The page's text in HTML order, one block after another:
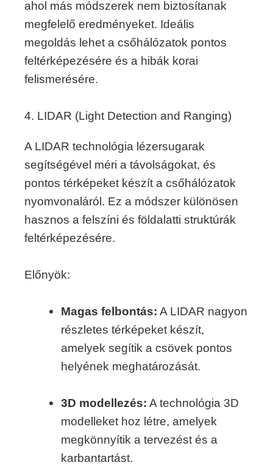
ahol más módszerek nem biztosítanak
megfelelő eredményeket. Ideális
megoldás lehet a csőhálózatok pontos
feltérképezésére és a hibák korai
felismerésére.
4. LIDAR (Light Detection and Ranging)
A LIDAR technológia lézersugarak
segítségével méri a távolságokat, és
pontos térképeket készít a csőhálózatok
nyomvonaláról. Ez a módszer különösen
hasznos a felszíni és földalatti struktúrák
feltérképezésére.
Előnyök:
Magas felbontás: A LIDAR nagyon
részletes térképeket készít,
amelyek segítik a csövek pontos
helyének meghatározását.
3D modellezés: A technológia 3D
modelleket hoz létre, amelyek
megkönnyítik a tervezést és a
karbantartást.